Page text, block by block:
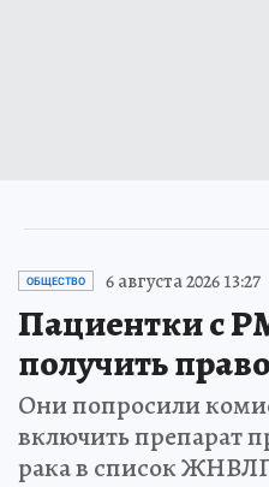
ОБЩЕСТВО 6 августа 2026 13:27
Пациентки с
получить
Они попросили
включить препарат
рака в список